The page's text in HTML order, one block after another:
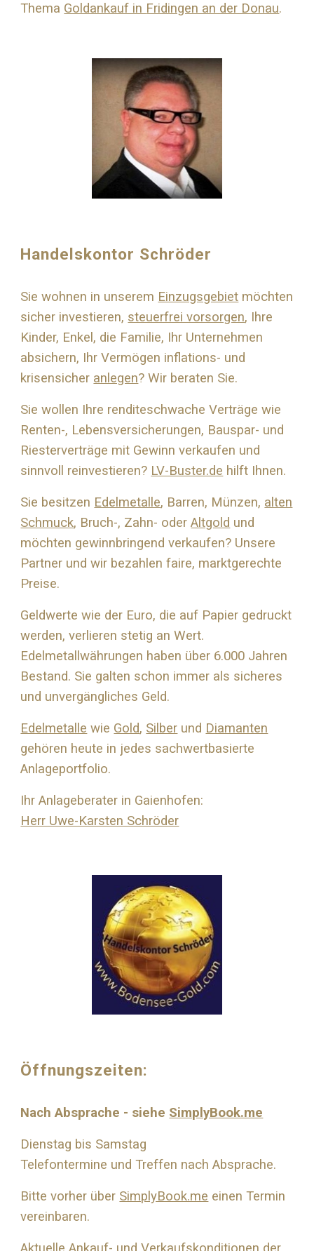
Thema Goldankauf in Fridingen an der Donau.
Handelskontor Schröder
Sie wohnen in unserem Einzugsgebiet möchten
sicher investieren, steuerfrei vorsorgen, Ihre
Kinder, Enkel, die Familie, Ihr Unternehmen
absichern, Ihr Vermögen inflations- und
krisensicher anlegen? Wir beraten Sie.
Sie wollen Ihre renditeschwache Verträge wie
Renten-, Lebensversicherungen, Bauspar- und
Riesterverträge mit Gewinn verkaufen und
sinnvoll reinvestieren? LV-Buster.de hilft Ihnen.
Sie besitzen Edelmetalle, Barren, Münzen, alten
Schmuck, Bruch-, Zahn- oderAltgold und
möchten gewinnbringend verkaufen? Unsere
Partner und wir bezahlen faire, marktgerechte
Preise.
Geldwerte wie der Euro, die auf Papier gedruckt
werden, verlieren stetig an Wert.
Edelmetallwährungen haben über 6.000 Jahren
Bestand. Sie galten schon immer als sicheres
und unvergängliches Geld.
Edelmetalle wie Gold, Silber und Diamanten
gehören heute in jedes sachwertbasierte
Anlageportfolio.
Ihr Anlageberater in Gaienhofen:
Herr Uwe-Karsten Schröder
Öffnungszeiten:
Nach Absprache - siehe SimplyBook.me
Dienstag bis Samstag
Telefontermine und Treffen nach Absprache.
Bitte vorher über SimplyBook.me einen Termin
vereinbaren.